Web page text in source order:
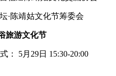
陈靖姑文化节筹委会
旅游文化节
5月29日 15:30-20:00